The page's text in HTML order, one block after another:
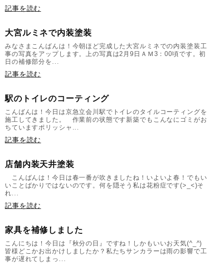
記事を読む
大宮ルミネで内装塗装
みなさまこんばんは！今朝ほど完成した大宮ルミネでの内装塗装工
事の写真をアップします。上の写真は2月9日ＡＭ3：00頃です。初
日の補修部分を...
記事を読む
駅のトイレのコーティング
こんばんは！今日は京急立会川駅でトイレのタイルコーティングを
施工してきました。 作業前の状態です新築でもこんなにゴミがお
ちていますポリッシャ...
記事を読む
店舗内装天井塗装
こんばんは！今日は春一番が吹きましたね！いよいよ春！でもい
いことばかりではないのです。何を隠そう私は花粉症です(>_<)そ
れ...
記事を読む
家具を補修しました
こんにちは！今日は『秋分の日』ですね！しかもいいお天気(^_^)
皆様どこかお出かけしましたか？私たちサンカラーは雨の影響で工
事が遅れてしまっ...